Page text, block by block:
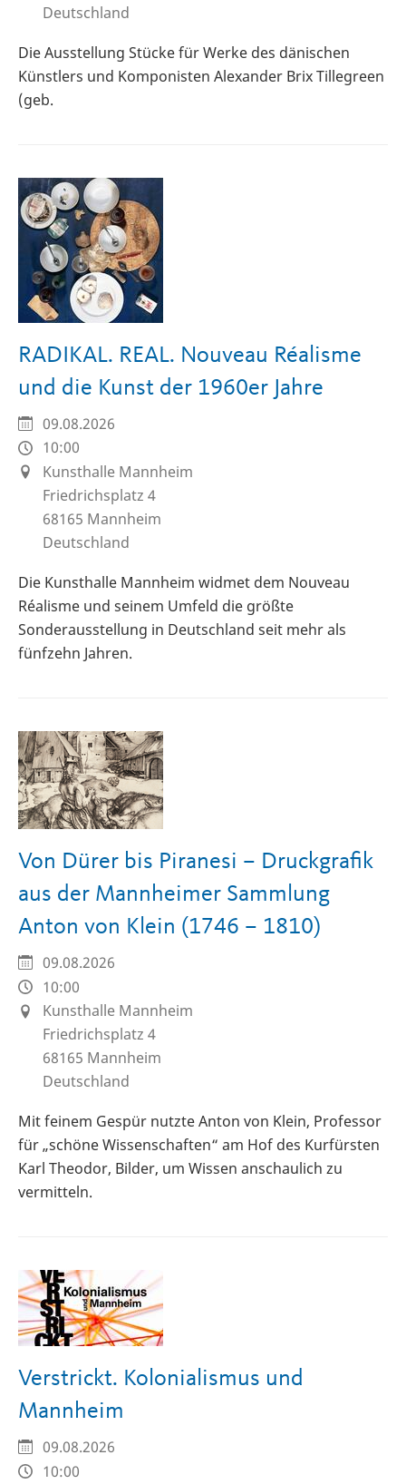
Deutschland
Die Ausstellung Stücke für Werke des dänischen
Künstlers und Komponisten Alexander Brix Tillegreen
(geb.
RADIKAL. REAL. Nouveau Réalisme
und die Kunst der 1960er Jahre
09.08.2026
10:00
Kunsthalle Mannheim
Friedrichsplatz 4
68165 Mannheim
Deutschland
Die Kunsthalle Mannheim widmet dem Nouveau
Réalisme und seinem Umfeld die größte
Sonderausstellung in Deutschland seit mehr als
fünfzehn Jahren.
Von Dürer bis Piranesi – Druckgrafik
aus der Mannheimer Sammlung
Anton von Klein (1746 – 1810)
09.08.2026
10:00
Kunsthalle Mannheim
Friedrichsplatz 4
68165 Mannheim
Deutschland
Mit feinem Gespür nutzte Anton von Klein, Professor
für „schöne Wissenschaften“ am Hof des Kurfürsten
Karl Theodor, Bilder, um Wissen anschaulich zu
vermitteln.
Verstrickt. Kolonialismus und
Mannheim
09.08.2026
10:00